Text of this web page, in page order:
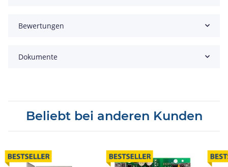
Bewertungen
Dokumente
Beliebt bei anderen Kunden